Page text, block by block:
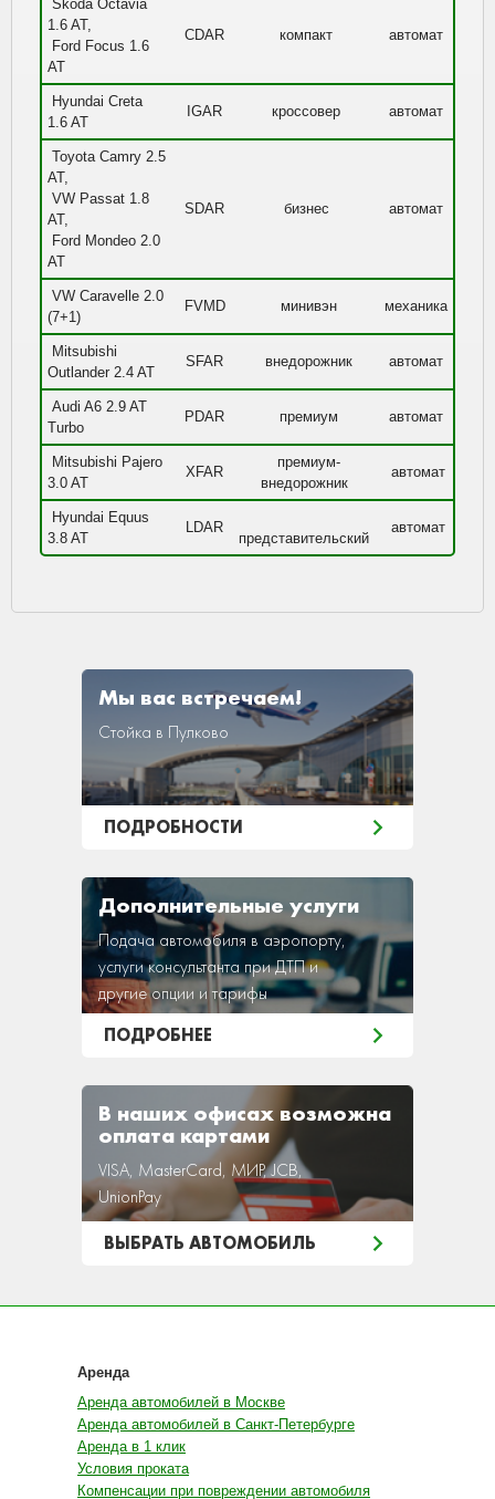
Skoda Octavia
1.6 AT,
Ford Focus 1.6
AT
CDAR компакт автомат
Hyundai Creta
1.6 AT
IGAR кроссовер автомат
Toyota Camry 2.5
AT,
VW Passat 1.8
AT,
Ford Mondeo 2.0
AT
SDAR бизнес автомат
VW Caravelle 2.0
(7+1)
FVMD минивэн механика
Mitsubishi
Outlander 2.4 AT
SFAR внедорожник автомат
Audi A6 2.9 AT
Turbo
PDAR премиум автомат
Mitsubishi Pajero
3.0 AT
XFAR
премиум-
внедорожник
автомат
Hyundai Equus
3.8 AT
LDAR
представительский
автомат
Мы вас встречаем!
Стойка в Пулково
ПОДРОБНОСТИ
Дополнительные услуги
Подача автомобиля в аэропорту,
услуги консультанта при ДТП и
другие опции и тарифы
ПОДРОБНЕЕ
В наших офисах возможна
оплата картами
VISA, MasterCard, МИР, JCB,
UnionPay
ВЫБРАТЬ АВТОМОБИЛЬ
Аренда
Аренда автомобилей в Москве
Аренда автомобилей в Санкт-Петербурге
Аренда в 1 клик
Условия проката
Компенсации при повреждении автомобиля